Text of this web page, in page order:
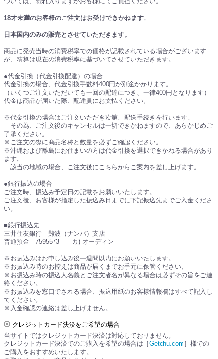
ついては、恐れ入りますがお客様にてご負担ください。
18才未満のお客様のご注文はお受けできかねます。
日本国内のみの販売とさせていただきます。
商品に発売当時の消費税率での価格が記載されている場合がございます
が、精算は現在の消費税率に基づいてさせていただきます。
●代金引換（代金引換配達）の場合
代金引換の場合、代金引換手数料400円が別途かかります。
（いくつご注文いただいても一回の配達につき、一律400円となります）
代金は商品が届いた際、配達員にお支払ください。
※代金引換の場合はご注文いただき次第、配送手続きを行います。
その為、ご注文後のキャンセルは一切できかねますので、あらかじめご
了承ください。
※ご注文の際に商品名称と数量を必ずご確認ください。
※沖縄および離島にお住まいの方は代金引換を選択できかねる場合があり
ます。
該当の地域の場合、ご注文後にこちらからご案内を差し上げます。
●銀行振込の場合
ご注文時、振込み予定日の記載をお願いいたします。
ご注文後、お客様が指定した振込み日までに下記振込先までご入金くださ
い。
■銀行振込先
三井住友銀行 難波（ナンバ）支店
普通預金 7595573 カ) オーディン
※お振込みはお申し込み後一週間以内にお願いいたします。
※お振込み時のお控えは商品が届くまでお手元に保管ください。
※お振込み時の振込人名義とご注文者名が異なる場合は必ずその旨をご連
絡ください。
※お振込みを窓口でされる場合、振込用紙のお客様情報欄はすべて記入し
てください。
※入金確認の連絡は差し上げません。
クレジットカード決済をご希望の場合
当サイトではクレジットカード決済は対応しておりません。
クレジットカード決済でのご購入を希望の場合は［Getchu.com ］様での
ご購入をおすすめいたします。